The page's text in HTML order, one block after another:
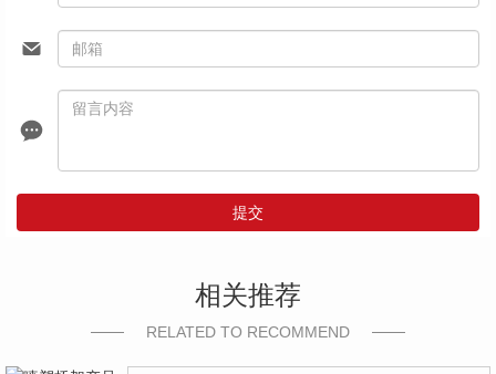
提交
相关推荐
RELATED TO RECOMMEND